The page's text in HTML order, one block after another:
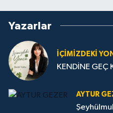
Yazarlar
İÇIMIZDEKI
KENDİNE GEÇ
AYTUR